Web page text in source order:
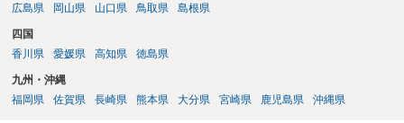
広島県
岡山県 山口県 鳥取県 島根県
四国
香川県
愛媛県 高知県 徳島県
九州・沖縄
福岡県
佐賀県 長崎県 熊本県 大分県 宮崎県 鹿児島県 沖縄県